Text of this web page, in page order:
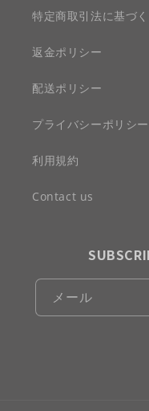
特定商取引法に基づ
返金ポリシー
配送ポリシー
プライバシーポリシー
利用規約
Contact us
メール